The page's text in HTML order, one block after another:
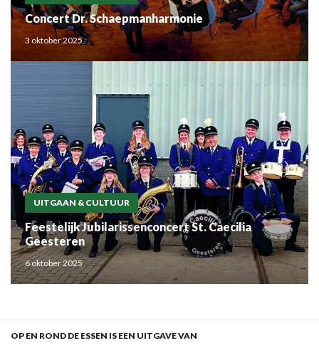
Concert Dr. Schaepmanharmonie
3 oktober 2025
UITGAAN & CULTUUR
Feestelijk Jubilarissenconcert St. Caecilia
Geesteren
6 oktober 2025
OP EN ROND DE ESSEN IS EEN UITGAVE VAN